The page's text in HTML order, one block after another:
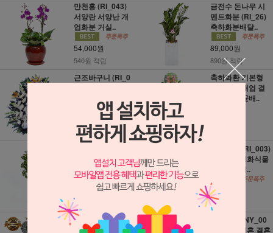
만천홍 (RI_043)
서양란 서양난 개
업화분 거실..
54,000원
540원 적립
금전수 돈나무 시
멘트화분 (RI_26)
축하화분배달..
89,000원
890원 적립
근조바구니 (RI_0
62,000원
620원 적립
축하화환 기본형
(RI_011) 개업 결
혼식 전국꽃배..
005) 실내공기정
화식물 미세먼..
64,000원
640원 적립
고무나무 (RI_003)
실내공기정화식물
미세먼지정..
72,000원
720원 적립
근조화환 (NY_00
02) 장례 조의 부고
축하화환 (NY_00
01) 개업 결혼 결혼